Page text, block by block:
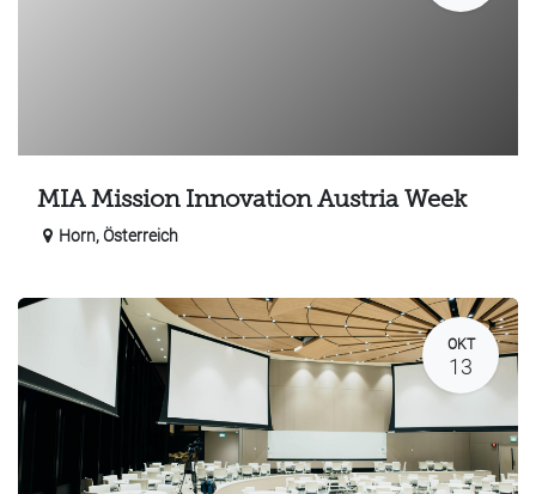
MIA Mission Innovation Austria Week
Horn,Österreich
OKT
13